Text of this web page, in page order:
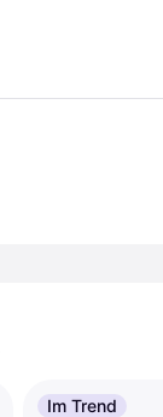
Im Trend